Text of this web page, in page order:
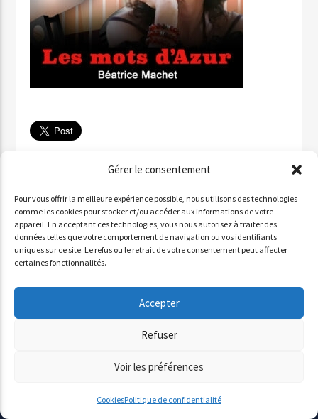
Gérer le consentement
Pour vous offrir la meilleure expérience possible, nous utilisons des technologies
comme les cookies pour stocker et/ou accéder aux informations de votre
appareil. En acceptant ces technologies, vous nous autorisez à traiter des
données telles que votre comportement de navigation ou vos identifiants
uniques sur ce site. Le refus ou le retrait de votre consentement peut affecter
certaines fonctionnalités.
Accepter
Refuser
Voir les préférences
CookiesPolitique de confidentialité
Partager sur WhatsApp
Partager par SMS
INVITÉ : ALDO QURESHI